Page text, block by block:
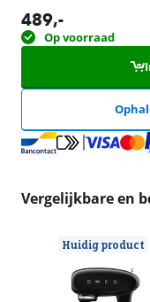
489,-
Op voorraad
Vergelijkbare en
Huidig product